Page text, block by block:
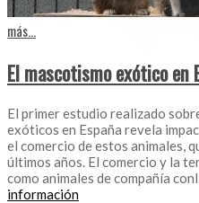
más...
El mascotismo exótico en
El primer estudio realizado
exóticos en España revela
el comercio de estos animales,
últimos años. El comercio y la
como animales de compañía
información